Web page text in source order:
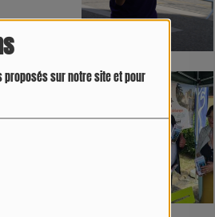
sur notre site et pour